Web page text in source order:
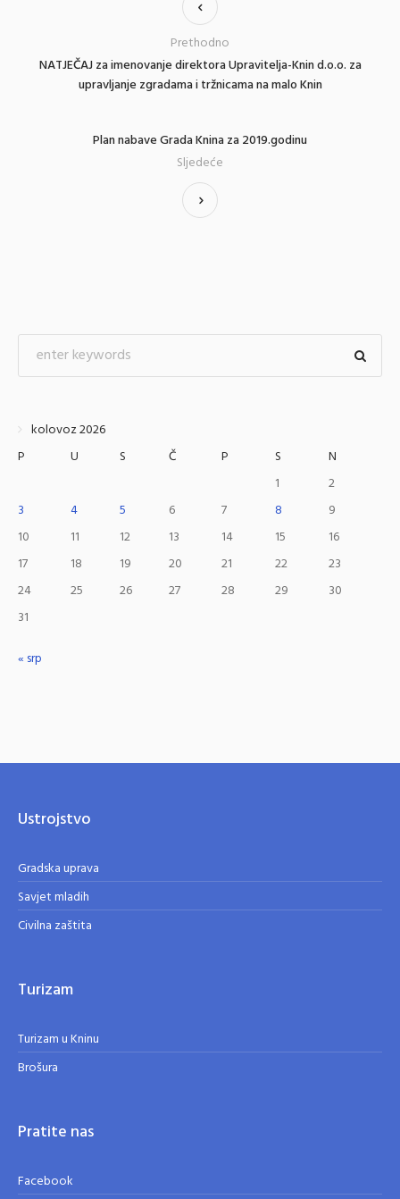
NATJEČAJ za imenovanje direktora Upravitelja-Knin d.o.o. za
upravljanje zgradama i tržnicama na malo Knin
Prethodno
Plan nabave Grada Knina za 2019.godinu
Sljedeće
kolovoz 2026
P
U S Č P S
N
1
2
3
4 5 6 7 8
9
10
11 12 13 14 15
16
17
18 19 20 21 22
23
24
25 26 27 28 29
30
31
« srp
Ustrojstvo
Gradska uprava
Savjet mladih
Civilna zaštita
Turizam
Turizam u Kninu
Brošura
Pratite nas
Facebook